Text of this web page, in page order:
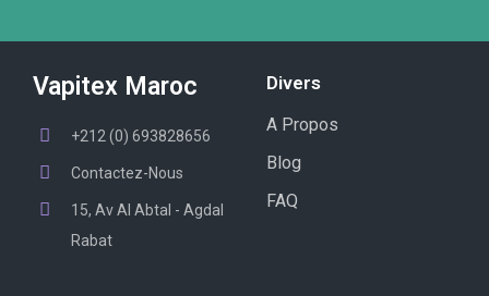
Vapitex Maroc
+212 (0) 693828656
Contactez-Nous
15, Av Al Abtal - Agdal
Rabat
Divers
A Propos
Blog
FAQ